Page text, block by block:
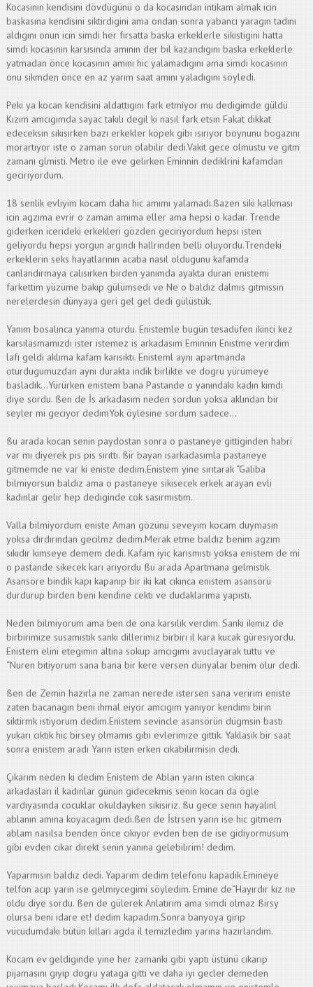
Kocasının kendisini dövdügünü o da kocasından intikam almak icin
baskasına kendisini siktirdigini ama ondan sonra yabancı yaragın tadını
aldıgını onun icin simdi her fırsatta baska erkeklerle sikistigini hatta
simdi kocasının karsısında amının der bil kazandıgını baska erkeklerle
yatmadan önce kocasının amını hic yalamadıgını ama simdi kocasının
onu sikmden önce en az yarım saat amını yaladıgını söyledi.
Peki ya kocan kendisini aldattıgını fark etmiyor mu dedigimde güldü
Kızım amcıgımda sayac takılı degil ki nasıl fark etsin Fakat dikkat
edeceksin sikisirken bazı erkekler köpek gibi ısırıyor boynunu bogazını
morartıyor iste o zaman sorun olabilir dedi.Vakit gece olmustu ve gitm
zamanı glmisti. Metro ile eve gelirken Eminnin dediklrini kafamdan
geciriyordum.
18 senlik evliyim kocam daha hic amımı yalamadı.ßazen siki kalkması
icin agzıma evrir o zaman amıma eller ama hepsi o kadar. Trende
giderken icerideki erkekleri gözden geciriyordum hepsi isten
geliyordu hepsi yorgun argındı hallrinden belli oluyordu.Trendeki
erkeklerin seks hayatlarının acaba nasıl oldugunu kafamda
canlandırmaya calısırken birden yanımda ayakta duran enistemi
farkettim yüzüme bakıp gülümsedi ve Ne o baldız dalmıs gitmissin
nerelerdesin dünyaya geri gel gel dedi gülüstük.
Yanım bosalınca yanıma oturdu. Enistemle bugün tesadüfen ikinci kez
karsılasmamızdı ister istemez is arkadasım Eminnin Enistme verirdim
lafı geldi aklıma kafam karısıktı. Enisteml aynı apartmanda
oturdugumuzdan aynı durakta indik birlikte ve dogru yürümeye
basladık…Yürürken enistem bana Pastande o yanındaki kadın kimdi
diye sordu. ßen de İs arkadasım neden sordun yoksa aklından bir
seyler mi geciyor dedimYok öylesine sordum sadece…
ßu arada kocan senin paydostan sonra o pastaneye gittiginden habri
var mı diyerek pis pis sırıttı. ßir bayan isarkadasımla pastaneye
gitmemde ne var ki eniste dedim.Enistem yine sırıtarak “Galiba
bilmiyorsun baldız ama o pastaneye sikisecek erkek arayan evli
kadınlar gelir hep dediginde cok sasırmıstım.
Valla bilmiyordum eniste Aman gözünü seveyim kocam duymasın
yoksa dırdırından gecilmz dedim.Merak etme baldız benim agzım
sıkıdır kimseye demem dedi. Kafam iyic karısmıstı yoksa enistem de mi
o pastande sikecek karı arıyordu ßu arada Apartmana gelmistik.
Asansöre bindik kapı kapanıp bir iki kat cıkınca enistem asansörü
durdurup birden beni kendine cekti ve dudaklarıma yapıstı.
Neden bilmiyorum ama ben de ona karsılık verdim. Sanki ikimiz de
birbirimize susamıstık sanki dillerimiz birbiri il kara kucak güresiyordu.
Enistem elini etegimin altına sokup amcıgımı avuclayarak tuttu ve
“Nuren bitiyorum sana bana bir kere versen dünyalar benim olur dedi.
ßen de Zemin hazırla ne zaman nerede istersen sana veririm eniste
zaten bacanagın beni ihmal eiyor amcıgım yanıyor kendimi birin
siktirmk istiyorum dedim.Enistem sevincle asansörün dügmsin bastı
yukarı cıktık hic birsey olmamıs gibi evlerimize gittik. Yaklasık bir saat
sonra enistem aradı Yarın isten erken cıkabilirmisin dedi.
Çıkarım neden ki dedim Enistem de Ablan yarın isten cıkınca
arkadasları il kadınlar günün gidecekmis senin kocan da ögle
vardiyasında cocuklar okuldayken sikisiriz. ßu gece senin hayalinl
ablanın amına koyacagım dedi.ßen de İstrsen yarın ise hic gitmem
ablam nasılsa benden önce cıkıyor evden ben de ise gidiyormusum
gibi evden cıkar direkt senin yanına gelebilirim! dedim.
Yaparmısın baldız dedi. Yaparım dedim telefonu kapadık.Emineye
telfon acıp yarın ise gelmiycegimi söyledim. Emine de“Hayırdır kız ne
oldu diye sordu. ßen de gülerek Anlatırım ama simdi olmaz ßirsy
olursa beni idare et! dedim kapadım.Sonra banyoya girip
vücudumdaki bütün kılları agda il temizledim yarına hazırlandım.
Kocam ev geldiginde yine her zamanki gibi yaptı üstünü cıkarıp
pijamasını giyip dogru yataga gitti ve daha iyi gecler demeden